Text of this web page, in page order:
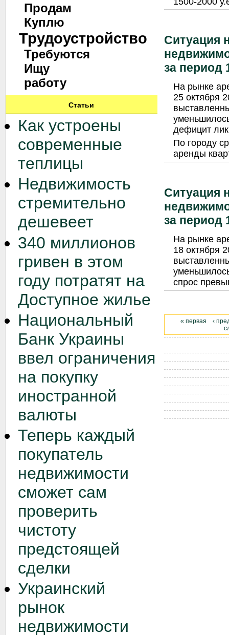
Продам
Куплю
Трудоустройство
Требуются
Ищу
работу
Статьи
Как устроены
современные
теплицы
Недвижимость
стремительно
дешевеет
340 миллионов
гривен в этом
году потратят на
Доступное жилье
Национальный
Банк Украины
ввел ограничения
на покупку
иностранной
валюты
Теперь каждый
покупатель
недвижимости
сможет сам
проверить
чистоту
предстоящей
сделки
Украинский
рынок
недвижимости
Ситуация
за период
На рынке
25 октября
дефицит
По городу
аренды
Ситуация
за период
На рынке
18 октября
спрос
« первая
‹